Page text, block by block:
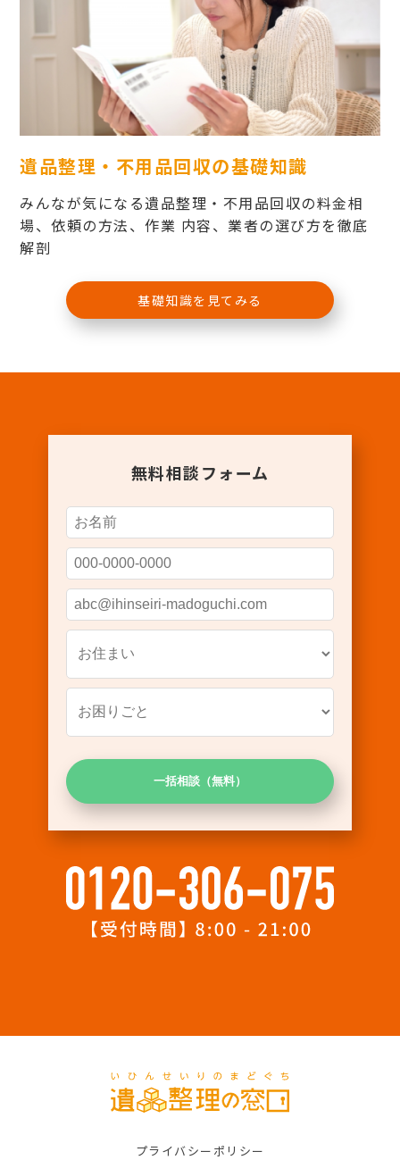
遺品整理・不用品回収の基礎知識
みんなが気になる遺品整理・不用品回収の料金相
場、依頼の方法、作業 内容、業者の選び方を徹底
解剖
基礎知識を見てみる
無料相談フォーム
プライバシーポリシー